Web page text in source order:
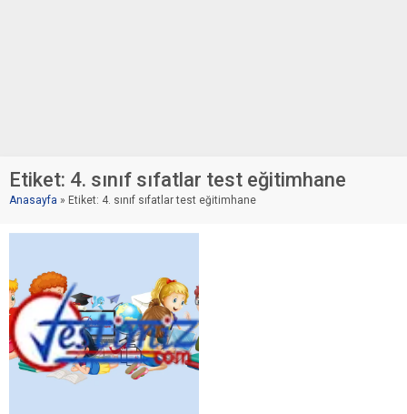
Etiket: 4. sınıf sıfatlar test eğitimhane
Anasayfa » Etiket: 4. sınıf sıfatlar test eğitimhane